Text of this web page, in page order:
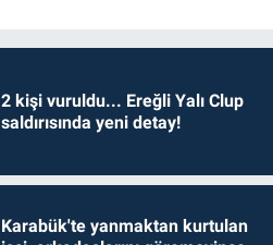
2 kişi vuruldu... Ereğli Yalı Clup
saldırısında yeni detay!
Karabük'te yanmaktan kurtulan